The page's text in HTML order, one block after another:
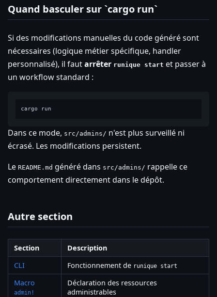
Quand basculer sur `cargo run`
Si des modifications manuelles du code généré sont
nécessaires (logique métier spécifique, handler
personnalisé), il fautarrêter runique start et passer à
un workflow standard :
Dans ce mode, src/admins/ n'est plus surveillé ni
écrasé. Les modifications persistent.
Le README.md généré dans src/admins/ rappelle ce
comportement directement dans le dépôt.
Autre section
Section
Description
CLI
Fonctionnement de runique start
Macro
admin!
Déclaration des ressources
administrables